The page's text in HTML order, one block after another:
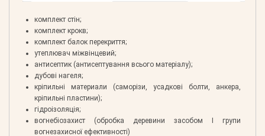
комплект стін;
комплект крокв;
комплект балок перекриття;
утеплювач міжвінцевий;
антисептик (антисептування всього матеріалу);
дубові нагеля;
кріпильні материали (саморізи, усадкові болти, анкера,
кріпильні пластини);
гідроізоляція;
вогнебіозахист (обробка деревини засобом І групи
вогнезахисної ефективності)